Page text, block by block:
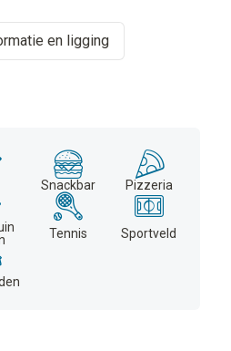
en ligging
Snackbar Pizzeria
Tennis Sportveld